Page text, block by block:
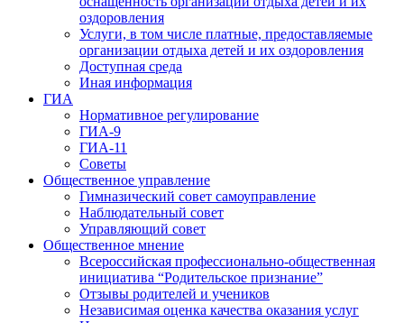
оздоровления
Услуги, в том числе платные, предоставляемые
организации отдыха детей и их оздоровления
Доступная среда
Иная информация
ГИА
Нормативное регулирование
ГИА-9
ГИА-11
Советы
Общественное управление
Гимназический совет самоуправление
Наблюдательный совет
Управляющий совет
Общественное мнение
Всероссийская профессионально-общественная
инициатива “Родительское признание”
Отзывы родителей и учеников
Независимая оценка качества оказания услуг